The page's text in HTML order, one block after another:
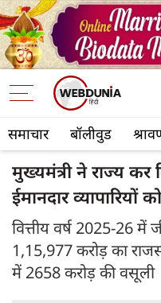
समाचार बॉलीवुड
मुख्यमंत्री ने राज्य कर
ईमानदार
वित्तीय वर्ष 2025-26 में
1,15,977 करोड़ का
में 2658 करोड़ की वसूली